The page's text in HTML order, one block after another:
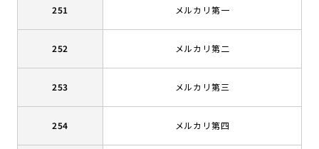
251 メルカリ第一
252 メルカリ第二
253 メルカリ第三
254 メルカリ第四